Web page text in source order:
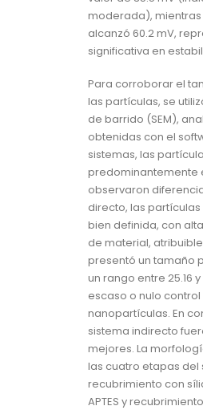
moderada),
alcanzó 60.2 mV,
significativa en
Para corroborar el
las partículas, se
de barrido (SEM),
obtenidas con el
sistemas, las
predominantemente
observaron
directo, las
bien definida, con
de material,
presentó un tamaño
un rango entre 25.16
escaso o nulo
nanopartículas. En
sistema indirecto
mejores. La
las cuatro etapas
recubrimiento con
APTES y